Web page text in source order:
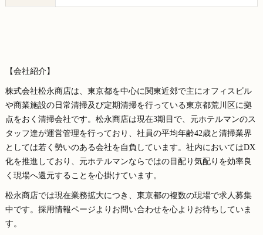
【会社紹介】
株式会社松永商店は、東京都を中心に関東近郊で主にオフィスビル
や商業施設の日常清掃及び定期清掃を行っている東京都荒川区に拠
点をおく清掃会社です。松永商店は現在3期目で、元ホテルマンのス
タッフ達が運営管理を行っており、社員の平均年齢42歳と清掃業界
としては若く勢いのある会社を自負しています。社内においてはDX
化を推進しており、元ホテルマンならではの目配り気配りを効率良
く現場へ還元することを心掛けています。
松永商店では現在業務拡大につき、東京都の複数の現場で求人募集
中です。採用情報ページよりお問い合わせを心よりお待ちしていま
す。